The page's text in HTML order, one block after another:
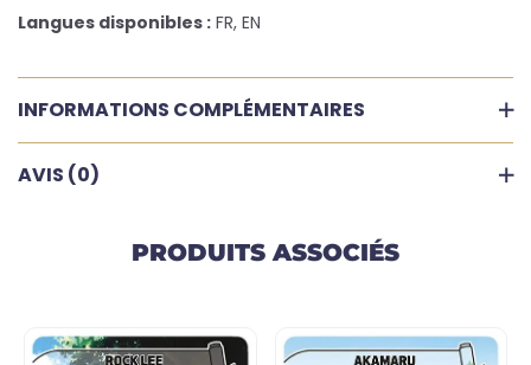
Langues disponibles : FR, EN
INFORMATIONS COMPLÉMENTAIRES
AVIS (0)
PRODUITS ASSOCIÉS